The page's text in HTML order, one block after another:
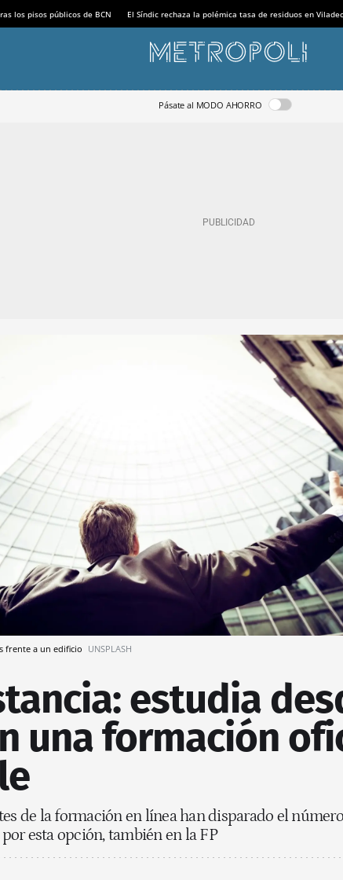
los pisos públicos de BCN El Síndic rechaza la polémica tasa de residuos en
Pásate al MODO AHORRO
frente a un edificio UNSPLASH
estudia
una formación
de la formación en línea han disparado el
esta opción, también en la FP